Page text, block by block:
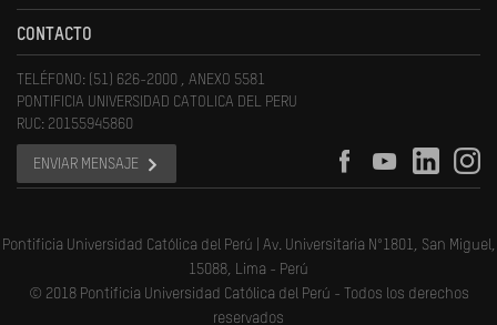
CONTACTO
TELÉFONO: (51) 626-2000 , ANEXO 5581
PONTIFICIA UNIVERSIDAD CATOLICA DEL PERU
RUC: 20155945860
ENVIAR MENSAJE
Pontificia Universidad Católica del Perú | Av. Universitaria N°1801, San Miguel,
15088, Lima - Perú
© 2018 Pontificia Universidad Católica del Perú - Todos los derechos
reservados